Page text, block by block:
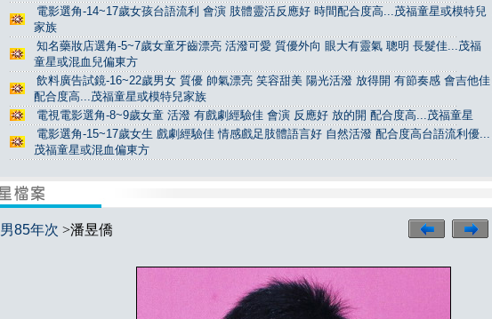
電影選角-14~17歲女孩台語流利 會演 肢體靈活反應好 時間配合度高...茂福童星或模特兒
家族
知名藥妝店選角-5~7歲女童牙齒漂亮 活潑可愛 質優外向 眼大有靈氣 聰明 長髮佳...茂福
童星或混血兒偏東方
飲料廣告試鏡-16~22歲男女 質優 帥氣漂亮 笑容甜美 陽光活潑 放得開 有節奏感 會吉他佳
配合度高...茂福童星或模特兒家族
電視電影選角-8~9歲女童 活潑 有戲劇經驗佳 會演 反應好 放的開 配合度高...茂福童星
電影選角-15~17歲女生 戲劇經驗佳 情感戲足肢體語言好 自然活潑 配合度高台語流利優...
茂福童星或混血偏東方
男85年次 >潘昱僑